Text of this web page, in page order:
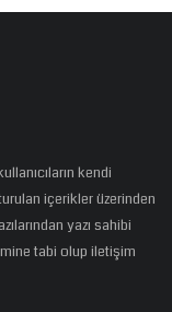
kendi
içerikler üzerinden
yazı sahibi
tabi olup iletişim